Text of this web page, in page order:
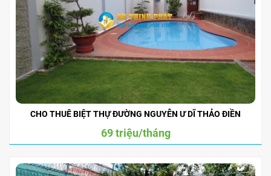
CHO THUÊ BIỆT THỰ ĐƯỜNG NGUYỄN Ư DĨ THẢO ĐIỀN
69 triệu/tháng